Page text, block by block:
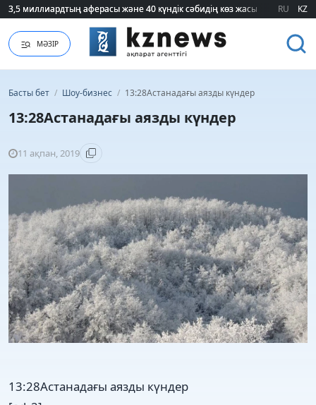
3,5 миллиардтың аферасы және 40 күндік сәбидің көз жасы:
3,5 миллиардтың аферасы және 40 күндік сәбидің көз жасы: RU KZ
МӘЗІР
Басты бет / Шоу-бизнес / 13:28Астанадағы аязды күндер
13:28Астанадағы аязды күндер
11 ақпан, 2019
13:28Астанадағы аязды күндер